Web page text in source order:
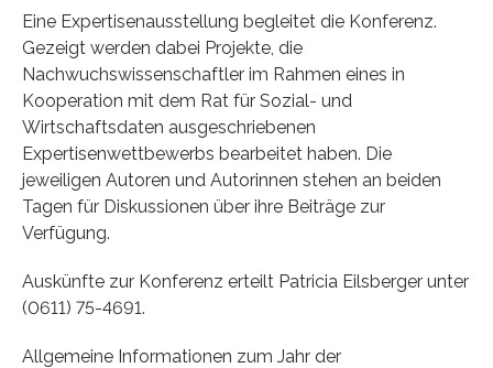
Eine Expertisenausstellung begleitet die Konferenz.
Gezeigt werden dabei Projekte, die
Nachwuchswissenschaftler im Rahmen eines in
Kooperation mit dem Rat für Sozial- und
Wirtschaftsdaten ausgeschriebenen
Expertisenwettbewerbs bearbeitet haben. Die
jeweiligen Autoren und Autorinnen stehen an beiden
Tagen für Diskussionen über ihre Beiträge zur
Verfügung.
Auskünfte zur Konferenz erteilt Patricia Eilsberger unter
(0611) 75-4691.
Allgemeine Informationen zum Jahr der